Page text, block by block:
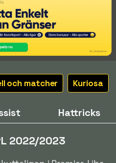
och matcher Kuriosa
Hattricks
2022/2023